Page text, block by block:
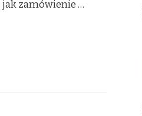
zamówienie …